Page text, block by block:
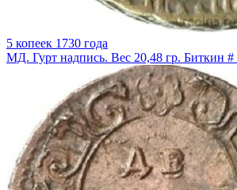
5 копеек 1730 года
МД. Гурт надпись. Вес 20,48 гр. Биткин